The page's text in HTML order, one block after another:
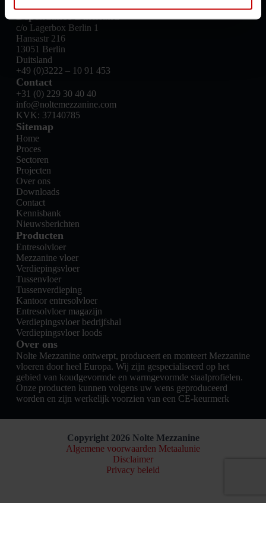
Sitemap
Home
Proces
Sectoren
Projecten
Over ons
Downloads
Contact
Kennisbank
Nieuwsberichten
Producten
Entresolvloer
Mezzanine vloer
Verdiepingsvloer
Tussenvloer
Tussenverdieping
Kantoor entresolvloer
Entresolvloer magazijn
Verdiepingsvloer bedrijfshal
Verdiepingsvloer loods
Over ons
Nolte Mezzanine ontwerpt, produceert en monteert Mezzanine
vloeren door heel Europa. Wij zijn gespecialiseerd op het
gebied van koudgevormde en warmgevormde staalprofielen.
Onze producten kunnen volgens uw wens geproduceerd
worden en zijn werkelijk voorzien van een CE-keurmerk
Dependance Duitsland
c/o Lagerbox Berlin 1
Hansastr 216
13051 Berlin
Duitsland
+49 (0)3222 – 10 91 453
Contact
+31 (0) 229 30 40 40
info@noltemezzanine.com
KVK: 37140785
Copyright 2026 Nolte Mezzanine
Algemene voorwaarden Metaalunie
Disclaimer
Privacy beleid